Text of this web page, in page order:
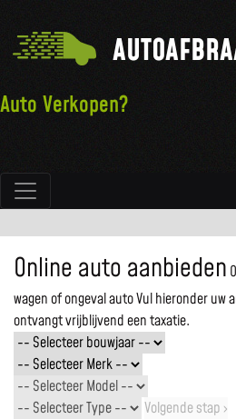
Hoofdnavigatie
Auto Verkopen?
Online auto aanbieden
wagen of ongeval autoVul hieronder uw
ontvangt vrijblijvend een taxatie.
Volgende stap ›